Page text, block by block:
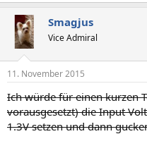
Smagjus
Vice Admiral
11. November 2015
Ich würde für einen kurzen
vorausgesetzt) die Input
1.3V setzen und dann